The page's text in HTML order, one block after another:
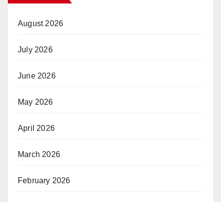
August 2026
July 2026
June 2026
May 2026
April 2026
March 2026
February 2026